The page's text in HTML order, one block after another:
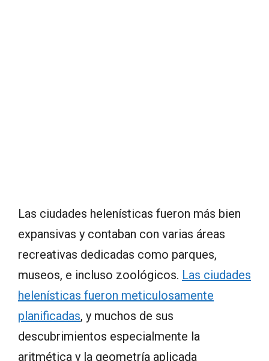
Las ciudades helenísticas fueron más bien
expansivas y contaban con varias áreas
recreativas dedicadas como parques,
museos, e incluso zoológicos. Las ciudades
helenísticas fueron meticulosamente
planificadas, y muchos de sus
descubrimientos especialmente la
aritmética y la geometría aplicada